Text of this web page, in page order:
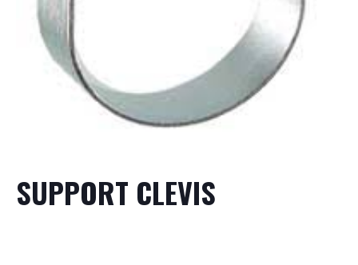
SUPPORT CLEVIS